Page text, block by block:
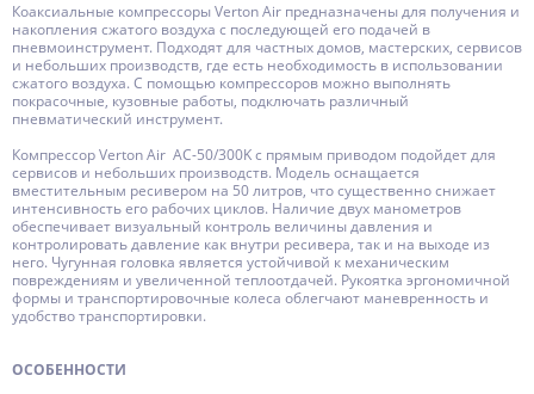
Коаксиальные компрессоры Verton Air предназначены для получения и
накопления сжатого воздуха с последующей его подачей в
пневмоинструмент. Подходят для частных домов, мастерских, сервисов
и небольших производств, где есть необходимость в использовании
сжатого воздуха. С помощью компрессоров можно выполнять
покрасочные, кузовные работы, подключать различный
пневматический инструмент.
Компрессор Verton Air AC-50/300K с прямым приводом подойдет для
сервисов и небольших производств. Модель оснащается
вместительным ресивером на 50 литров, что существенно снижает
интенсивность его рабочих циклов. Наличие двух манометров
обеспечивает визуальный контроль величины давления и
контролировать давление как внутри ресивера, так и на выходе из
него. Чугунная головка является устойчивой к механическим
повреждениям и увеличенной теплоотдачей. Рукоятка эргономичной
формы и транспортировочные колеса облегчают маневренность и
удобство транспортировки.
ОСОБЕННОСТИ